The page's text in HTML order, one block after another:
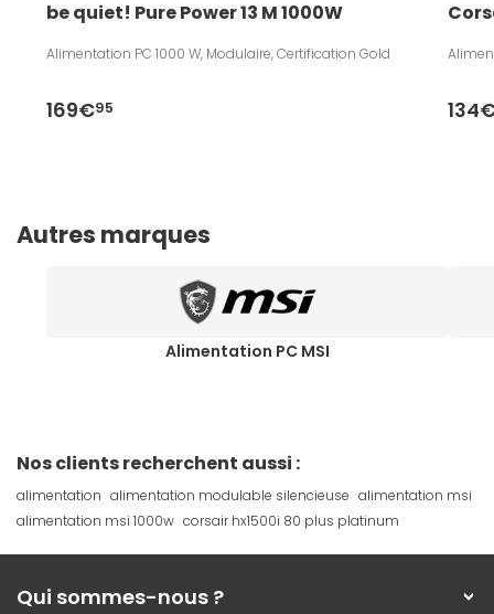
be quiet! Pure Power 13 M 1000W
Alimentation PC 1000 W, Modulaire, Certification Gold
169€95
Autres marques
Alimentation PC MSI
Nos clients recherchent aussi :
alimentation alimentation modulable silencieuse alimentation msi
alimentation msi 1000w corsair hx1500i 80 plus platinum
Qui sommes-nous ?